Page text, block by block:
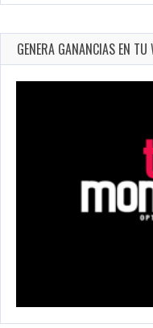
GENERA GANANCIAS EN TU